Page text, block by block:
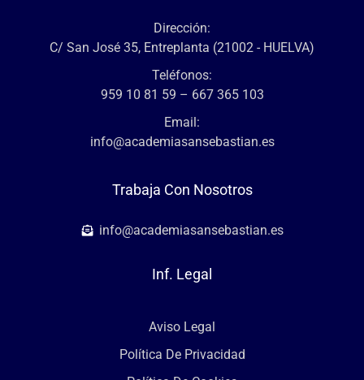
Dirección:
C/ San José 35, Entreplanta (21002 - HUELVA)
Teléfonos:
959 10 81 59 – 667 365 103
Email:
info@academiasansebastian.es
Trabaja Con Nosotros
info@academiasansebastian.es
Inf. Legal
Aviso Legal
Política De Privacidad